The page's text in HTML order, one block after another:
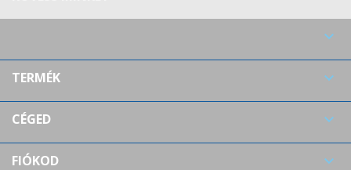

TERMÉK 
CÉGED 
FIÓKOD 